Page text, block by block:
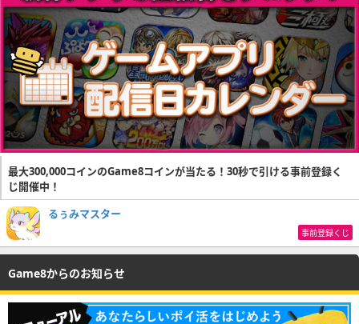
最大300,000コインのGame8コインが当たる！30秒で引ける事前登録く
じ開催中！
るぅみマスター
事前登録くじ
Game8からのお知らせ